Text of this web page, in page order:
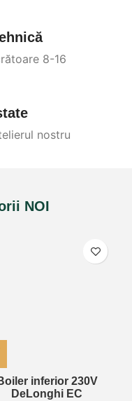
8-16
nostru
NOI
inferior 230V
DeLonghi EC